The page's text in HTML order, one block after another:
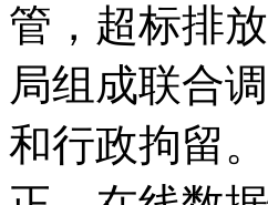
管，超标排
局组成联合
和行政拘留